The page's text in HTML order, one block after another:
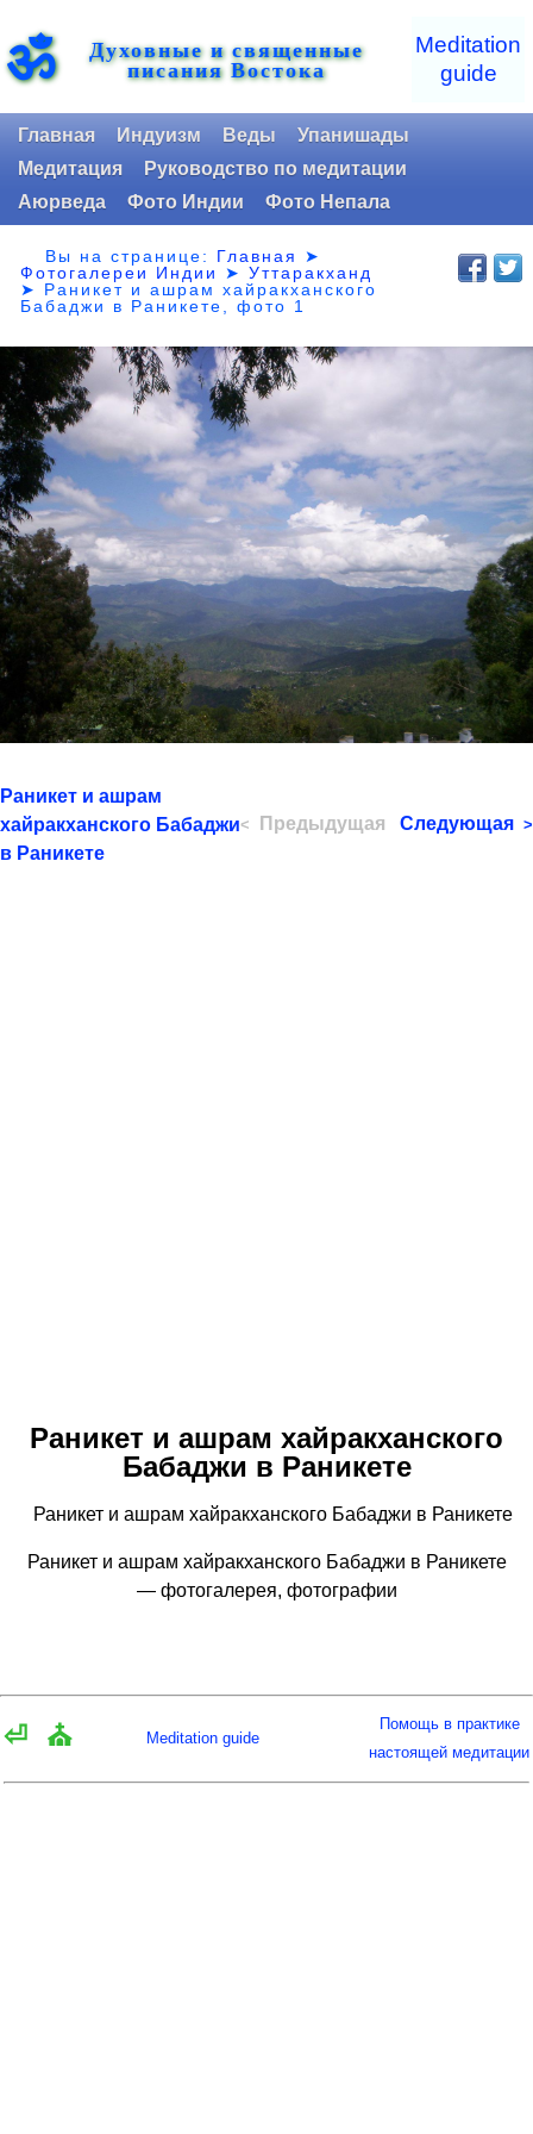
ॐ Духовные и священные
писания Востока
Meditation
guide
Главная Индуизм Веды
Упанишады
Медитация
Руководство по медитации
Аюрведа
Фото Индии Фото Непала
Вы на странице: Главная
➤
Фотогалереи Индии
➤Уттаракханд
➤ Раникет и ашрам хайракханского
Бабаджи в Раникете, фото 1
Раникет и ашрам
хайракханского Бабаджи
в Раникете
< Предыдущая Следующая >
Раникет и ашрам хайракханского
Бабаджи в Раникете
Раникет и ашрам хайракханского Бабаджи в Раникете
Раникет и ашрам хайракханского Бабаджи в Раникете
— фотогалерея, фотографии
⏎ ⛪ Meditation guide
Помощь в практике
настоящей медитации